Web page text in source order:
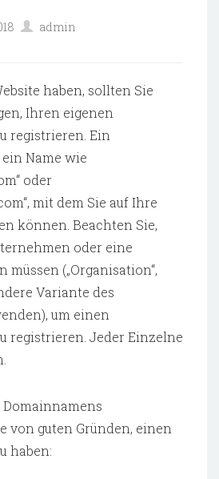
admin
haben, sollten Sie
Ihren eigenen
registrieren. Ein
Name wie
oder
mit dem Sie auf Ihre
können. Beachten Sie,
oder eine
müssen („Organisation“,
Variante des
um einen
registrieren. Jeder Einzelne
von guten Gründen, einen
haben: